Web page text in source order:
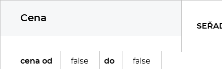
Gastronádoby
Cena
cena od do